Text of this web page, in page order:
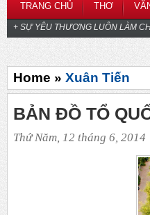
TRANG CHỦ THƠ
+ SỰ YÊU THƯƠNG LUÔN LÀM
Home » Xuân Tiến
BẢN ĐỒ TỔ
Thứ Năm, 12 tháng 6, 2014